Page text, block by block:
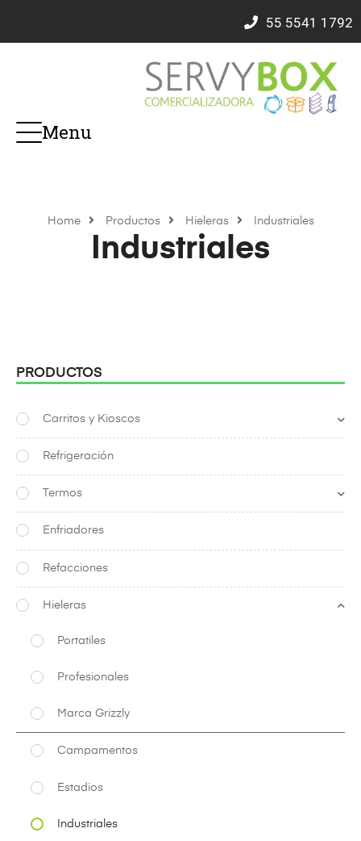
55 5541 1792
Menu
Home Productos Hieleras Industriales
Industriales
PRODUCTOS
Carritos y Kioscos
Refrigeración
Termos
Enfriadores
Refacciones
Hieleras
Portatiles
Profesionales
Marca Grizzly
Campamentos
Estadios
Industriales